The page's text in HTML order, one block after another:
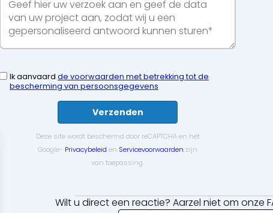
Ik aanvaard de voorwaarden met betrekking tot de
bescherming van persoonsgegevens
Verzenden
Deze site wordt beschermd door reCAPTCHA en het
Google- Privacybeleid en Servicevoorwaarden zijn
van toepassing.
Wilt u direct een reactie? Aarzel niet om onze